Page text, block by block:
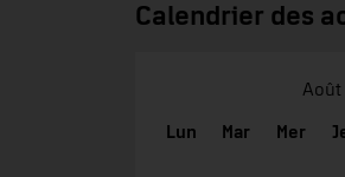
Calendrier des
Août
Lun Mar Mer